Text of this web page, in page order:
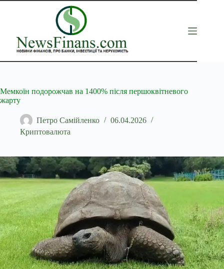
Перейти
Мемкоїн подорожчав на 1400% після першоквітневого
жарту
Петро Самійленко
06.04.2026
Криптовалюта